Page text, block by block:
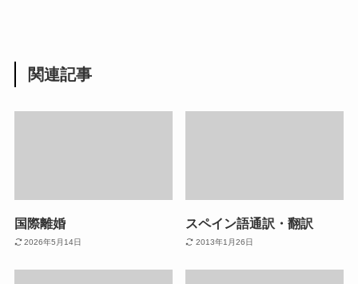
関連記事
国際離婚
2026年5月14日
スペイン語通訳・翻訳
2013年1月26日